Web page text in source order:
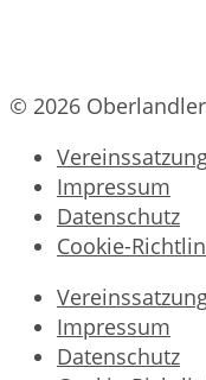
© 2026
Impressum
Datenschutz
Cookie-
Impressum
Datenschutz